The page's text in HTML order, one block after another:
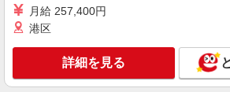
時給1500円〜2125円
焼津市内 最寄り駅：焼
キープ
月給 257,400円
港区
詳細を見る